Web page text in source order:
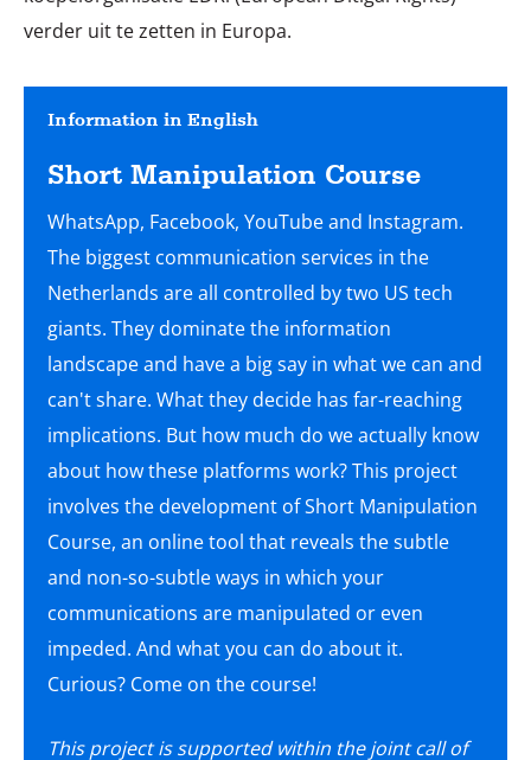
verder uit te zetten in Europa.
Information in English
Short Manipulation Course
WhatsApp, Facebook, YouTube and Instagram.
The biggest communication services in the
Netherlands are all controlled by two US tech
giants. They dominate the information
landscape and have a big say in what we can and
can't share. What they decide has far-reaching
implications. But how much do we actually know
about how these platforms work? This project
involves the development of Short Manipulation
Course, an online tool that reveals the subtle
and non-so-subtle ways in which your
communications are manipulated or even
impeded. And what you can do about it.
Curious? Come on the course!
This project is supported within the joint call of